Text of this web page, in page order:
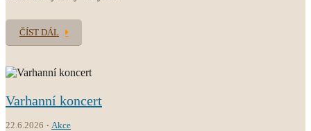
ČÍST DÁL
Varhanní koncert
22.6.2026 Akce